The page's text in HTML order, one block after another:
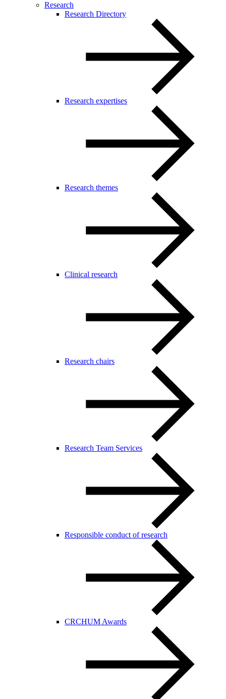
Research
Research Directory
Research expertises
Research themes
Clinical research
Research chairs
Research Team Services
Responsible conduct of research
CRCHUM Awards